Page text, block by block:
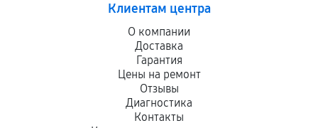
Клиентам центра
О компании
Доставка
Гарантия
Цены на ремонт
Отзывы
Диагностика
Контакты